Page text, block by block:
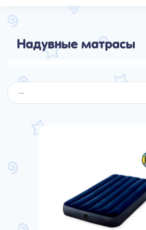
Надувные матрасы